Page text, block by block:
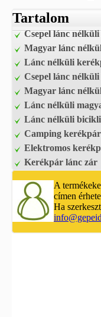
Tartalom
Csepel lánc
Magyar lánc
Lánc nélküli
Csepel lánc
Magyar lánc
Lánc nélküli
Lánc nélküli bicikli
Camping
Elektromos
Kerékpár lánc zár
A
címen
Ha